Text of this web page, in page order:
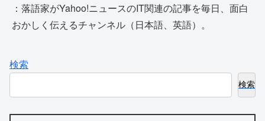
：落語家がYahoo!ニュースのIT関連の記事を毎日、面白
おかしく伝えるチャンネル（日本語、英語）。
検索
検索